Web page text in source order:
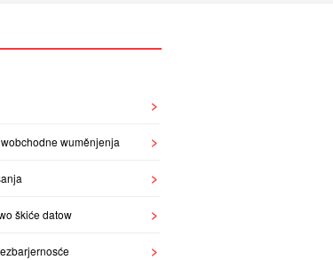
wuměnjenja
škiće datow